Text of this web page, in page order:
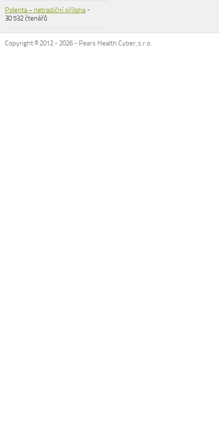
Polenta – netradiční příloha-
30 532 čtenářů
Copyright © 2012 -2026 - Pears Health Cyber, s.r.o.